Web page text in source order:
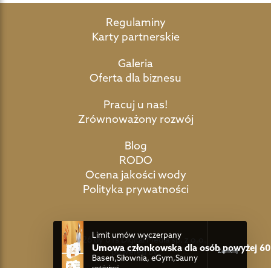
Regulaminy
Karty partnerskie
Galeria
Oferta dla biznesu
Pracuj u nas!
Zrównoważony rozwój
Blog
RODO
Ocena jakości wody
Polityka prywatności
©2026 by 01s Digital Media sp. z o.o.
powered by:
Limit umów wyczerpany
Umowa członkowska dla osób powyżej
Basen,Siłownia, eGym,Sauny